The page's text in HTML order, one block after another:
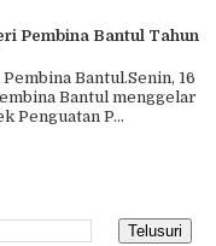
Pembina Bantul Tahun
Bantul.Senin, 16
Bantul menggelar
Penguatan P...